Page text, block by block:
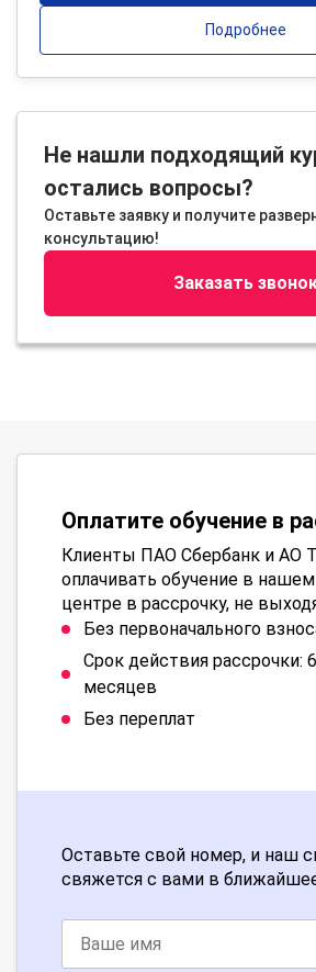
Подробнее
Не нашли подходящий
остались вопросы?
Оставьте заявку и получите
консультацию!
Заказать
Оплатите обучение в
Клиенты ПАО Сбербанк и АО
оплачивать обучение в
центре в рассрочку, не
Без первоначального
Срок действия рассрочки:
месяцев
Без переплат
Оставьте свой номер, и наш
свяжется с вами в